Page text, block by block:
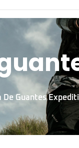
De Guantes